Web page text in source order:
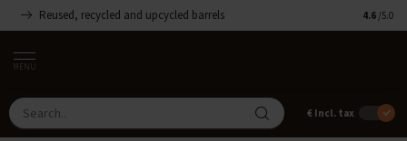
Reused, recycled and upcycled barrels 4.6 /5.0
MENU
€ Incl. tax